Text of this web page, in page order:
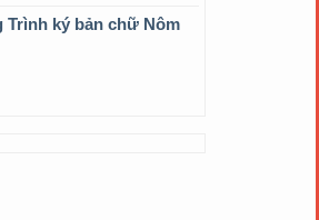
Trình ký bản chữ Nôm